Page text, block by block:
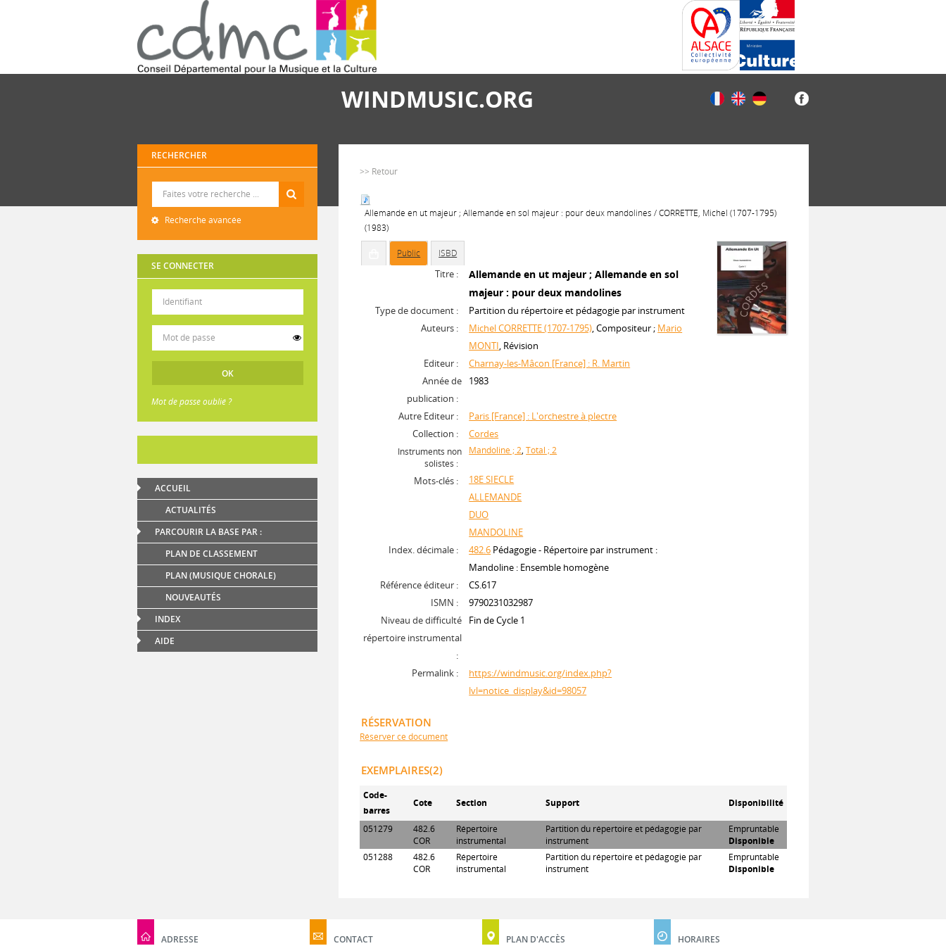
WINDMUSIC.ORG
RECHERCHER
Recherche avancée
SE CONNECTER
Mot de passe oublié ?
ACCUEIL
ACTUALITÉS
PARCOURIR LA BASE PAR :
PLAN DE CLASSEMENT
PLAN (MUSIQUE CHORALE)
NOUVEAUTÉS
INDEX
AIDE
>> Retour
Allemande en ut majeur ; Allemande en sol majeur : pour deux mandolines / CORRETTE, Michel (1707-1795)
(1983)
Public ISBD
Titre :
Allemande en ut majeur ; Allemande en sol
majeur : pour deux mandolines
Type de document :
Partition du répertoire et pédagogie par instrument
Auteurs :
Michel CORRETTE (1707-1795), Compositeur ; Mario
MONTI, Révision
Editeur :
Charnay-les-Mâcon [France] : R. Martin
Année de
publication :
1983
Autre Editeur :
Paris [France] : L'orchestre à plectre
Collection :
Cordes
Instruments non
solistes :
Mandoline ; 2,Total ; 2
Mots-clés :
18E SIECLE
ALLEMANDE
DUO
MANDOLINE
Index. décimale :
482.6 Pédagogie - Répertoire par instrument :
Mandoline : Ensemble homogène
Référence éditeur :
CS.617
ISMN :
9790231032987
Niveau de difficulté
répertoire instrumental
:
Fin de Cycle 1
Permalink :
https://windmusic.org/index.php?
lvl=notice_display&id=98057
RÉSERVATION
Réserver ce document
EXEMPLAIRES(2)
Code-
barres
Cote Section Support Disponibilité
051279
482.6
COR
Répertoire
instrumental
Partition du répertoire et pédagogie par
instrument
Empruntable
Disponible
051288
482.6
COR
Répertoire
instrumental
Partition du répertoire et pédagogie par
instrument
Empruntable
Disponible
ADRESSE CONTACT PLAN D'ACCÈS HORAIRES